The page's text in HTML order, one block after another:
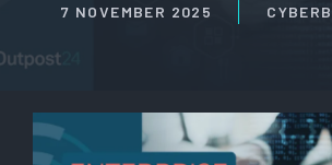
7 NOVEMBER 2025